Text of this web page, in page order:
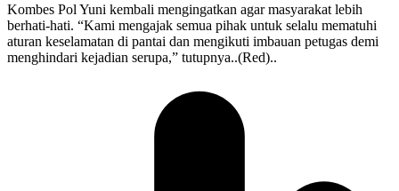
Kombes Pol Yuni kembali mengingatkan agar masyarakat lebih
berhati-hati. “Kami mengajak semua pihak untuk selalu mematuhi
aturan keselamatan di pantai dan mengikuti imbauan petugas demi
menghindari kejadian serupa,” tutupnya..(Red)..